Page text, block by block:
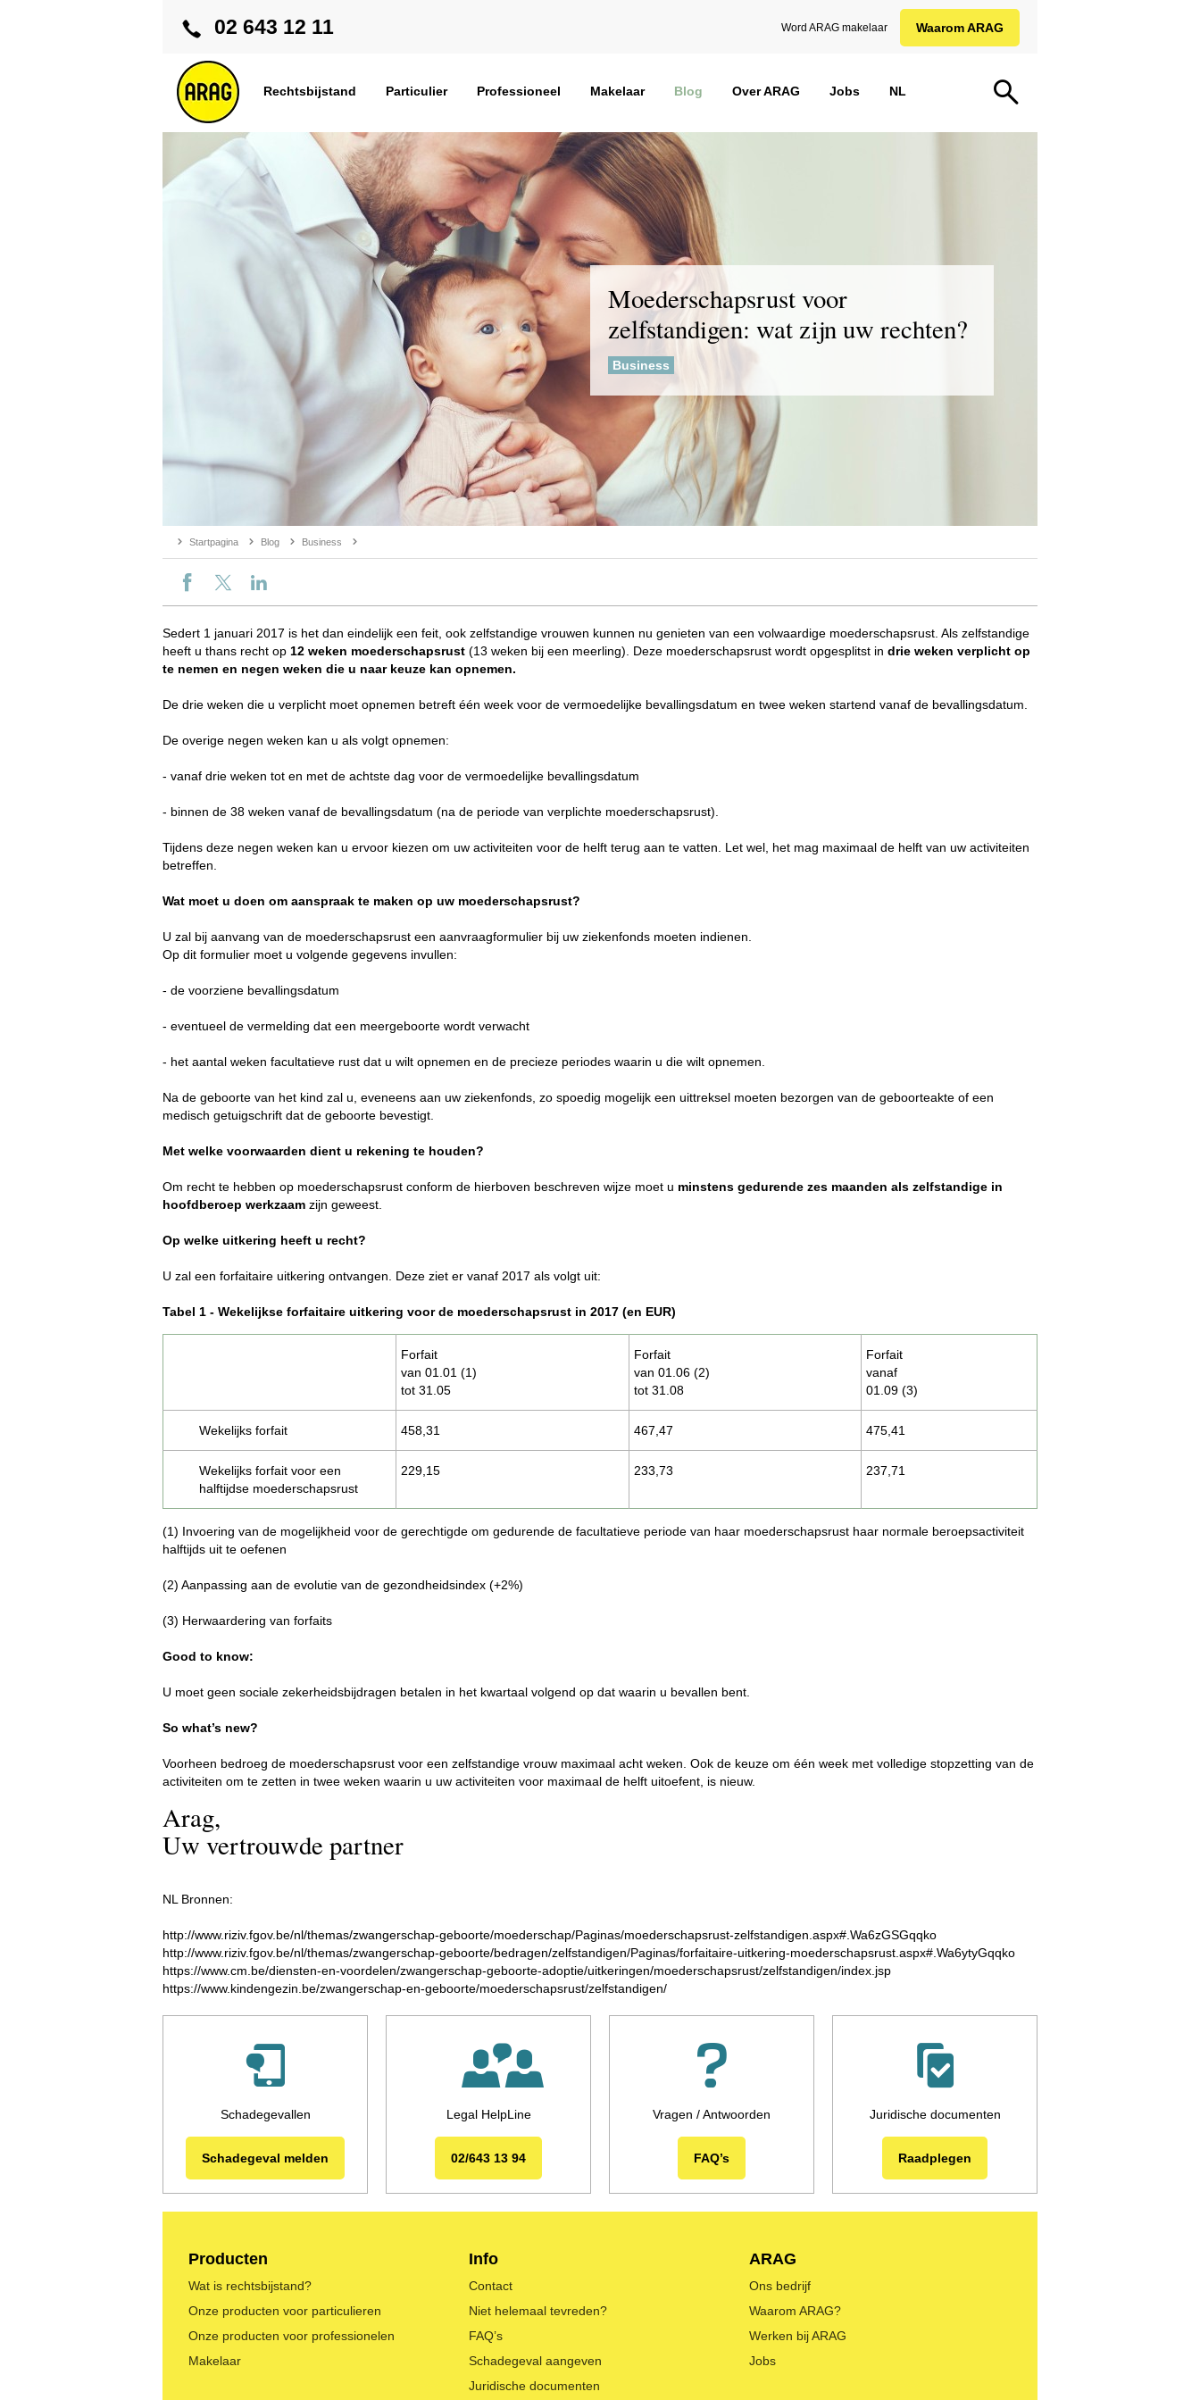
02 643 12 11 Word ARAG makelaar Waarom ARAG
Rechtsbijstand Particulier Professioneel Makelaar Blog Over ARAG Jobs NL
Startpagina Blog Business
Moederschapsrust voor
zelfstandigen: wat zijn uw rechten?
Business
Sedert 1 januari 2017 is het dan eindelijk een feit, ook zelfstandige vrouwen kunnen nu genieten van een volwaardige moederschapsrust. Als zelfstandige
heeft u thans recht op 12 weken moederschapsrust (13 weken bij een meerling). Deze moederschapsrust wordt opgesplitst in drie weken verplicht op
te nemen en negen weken die u naar keuze kan opnemen.
De drie weken die u verplicht moet opnemen betreft één week voor de vermoedelijke bevallingsdatum en twee weken startend vanaf de bevallingsdatum.
De overige negen weken kan u als volgt opnemen:
- vanaf drie weken tot en met de achtste dag voor de vermoedelijke bevallingsdatum
- binnen de 38 weken vanaf de bevallingsdatum (na de periode van verplichte moederschapsrust).
Tijdens deze negen weken kan u ervoor kiezen om uw activiteiten voor de helft terug aan te vatten. Let wel, het mag maximaal de helft van uw activiteiten
betreffen.
Wat moet u doen om aanspraak te maken op uw moederschapsrust?
U zal bij aanvang van de moederschapsrust een aanvraagformulier bij uw ziekenfonds moeten indienen.
Op dit formulier moet u volgende gegevens invullen:
- de voorziene bevallingsdatum
- eventueel de vermelding dat een meergeboorte wordt verwacht
- het aantal weken facultatieve rust dat u wilt opnemen en de precieze periodes waarin u die wilt opnemen.
Na de geboorte van het kind zal u, eveneens aan uw ziekenfonds, zo spoedig mogelijk een uittreksel moeten bezorgen van de geboorteakte of een
medisch getuigschrift dat de geboorte bevestigt.
Met welke voorwaarden dient u rekening te houden?
Om recht te hebben op moederschapsrust conform de hierboven beschreven wijze moet u minstens gedurende zes maanden als zelfstandige in
hoofdberoep werkzaam zijn geweest.
Op welke uitkering heeft u recht?
U zal een forfaitaire uitkering ontvangen. Deze ziet er vanaf 2017 als volgt uit:
Tabel 1 - Wekelijkse forfaitaire uitkering voor de moederschapsrust in 2017 (en EUR)
Forfait
van 01.01 (1)
tot 31.05
Forfait
van 01.06 (2)
tot 31.08
Forfait
vanaf
01.09 (3​)
Wekelijks forfait 458,31 467,47​ 475,41
Wekelijks forfait voor een
halftijdse moederschapsrust
​229,15 233,73 237,71
(1) Invoering van de mogelijkheid voor de gerechtigde om gedurende de facultatieve periode van haar moederschapsrust haar normale beroepsactiviteit
halftijds uit te oefenen
(2) Aanpassing aan de evolutie van de gezondheidsindex (+2%)
(3) Herwaardering van forfaits
Good to know:
U moet geen sociale zekerheidsbijdragen betalen in het kwartaal volgend op dat waarin u bevallen bent.
So what’s new?
Voorheen bedroeg de moederschapsrust voor een zelfstandige vrouw maximaal acht weken. Ook de keuze om één week met volledige stopzetting van de
activiteiten om te zetten in twee weken waarin u uw activiteiten voor maximaal de helft uitoefent, is nieuw.
Arag,
Uw vertrouwde partner
NL Bronnen:
http://www.riziv.fgov.be/nl/themas/zwangerschap-geboorte/moederschap/Paginas/moederschapsrust-zelfstandigen.aspx#.Wa6zGSGqqko
http://www.riziv.fgov.be/nl/themas/zwangerschap-geboorte/bedragen/zelfstandigen/Paginas/forfaitaire-uitkering-moederschapsrust.aspx#.Wa6ytyGqqko
https://www.cm.be/diensten-en-voordelen/zwangerschap-geboorte-adoptie/uitkeringen/moederschapsrust/zelfstandigen/index.jsp
https://www.kindengezin.be/zwangerschap-en-geboorte/moederschapsrust/zelfstandigen/
Schadegevallen
Schadegeval melden
Legal HelpLine
02/643 13 94
Vragen / Antwoorden
FAQ’s
Juridische documenten
Raadplegen
Producten
Wat is rechtsbijstand?
Onze producten voor particulieren
Onze producten voor professionelen
Makelaar
Info
Contact
Niet helemaal tevreden?
FAQ’s
Schadegeval aangeven
Juridische documenten
ARAG
Ons bedrijf
Waarom ARAG?
Werken bij ARAG
Jobs